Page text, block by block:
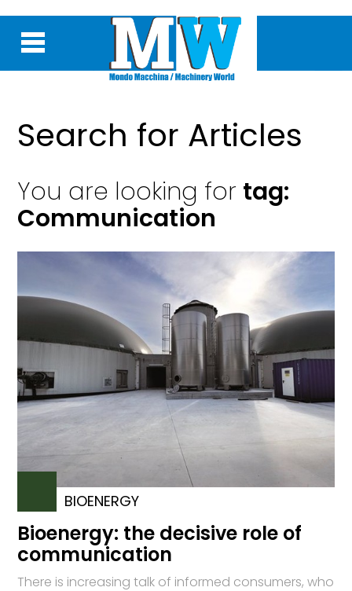
Search for Articles
You are looking for tag:
Communication
BIOENERGY
Bioenergy: the decisive role of
communication
There is increasing talk of informed consumers, who